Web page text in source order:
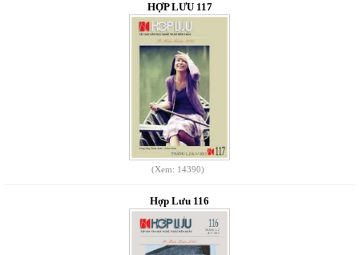
HỢP LƯU 117
(Xem: 14390)
Hợp Lưu 116